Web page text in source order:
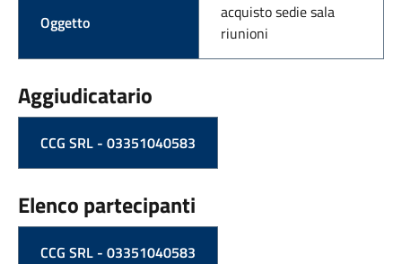
Oggetto
acquisto sedie sala
riunioni
Aggiudicatario
CCG SRL - 03351040583
Elenco partecipanti
CCG SRL - 03351040583